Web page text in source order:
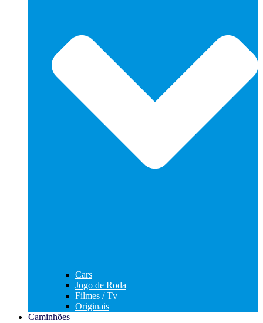
Cars
Jogo de Roda
Filmes / Tv
Originais
Caminhões